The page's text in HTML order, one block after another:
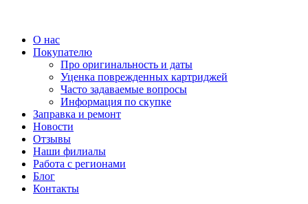
О нас
Покупателю
Про оригинальность и даты
Уценка поврежденных картриджей
Часто задаваемые вопросы
Информация по скупке
Заправка и ремонт
Новости
Отзывы
Наши филиалы
Работа с регионами
Блог
Контакты